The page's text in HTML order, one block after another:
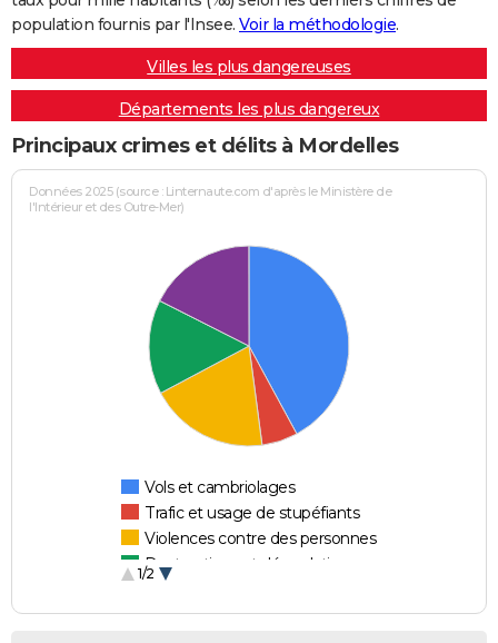
population fournis par l'Insee. Voir la méthodologie.
Villes les plus dangereuses
Départements les plus dangereux
Principaux crimes et délits à Mordelles
Données 2025 (source : Linternaute.com d'après le Ministère de
l'Intérieur et des Outre-Mer)
Vols et cambriolages
Trafic et usage de stupéfiants
Violences contre des personnes
Destructions et dégradations
1/2